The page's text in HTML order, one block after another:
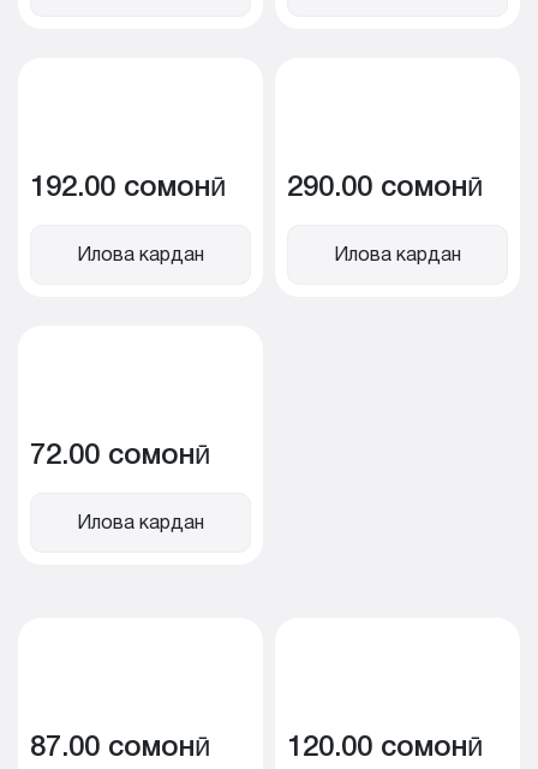
192.00 сомонӣ
Илова кардан
290.00 сомонӣ
Илова кардан
72.00 сомонӣ
Илова кардан
87.00 сомонӣ 120.00 сомонӣ